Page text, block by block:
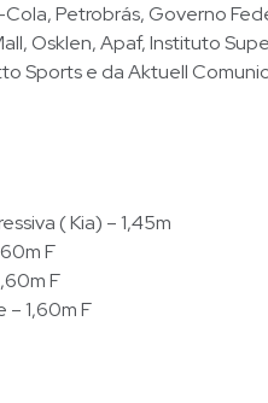
Petrobrás, Governo
Osklen, Apaf, Instituto
Sports e da Aktuell
( Kia) – 1,45m
F
F
– 1,60m F